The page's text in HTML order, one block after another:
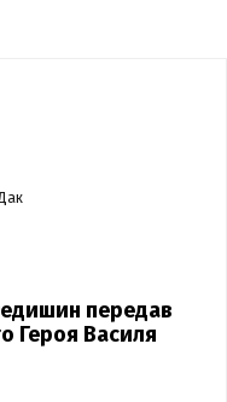
передав
Героя Василя